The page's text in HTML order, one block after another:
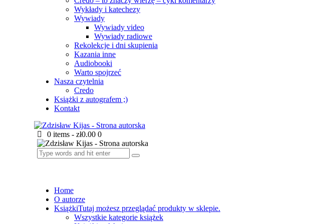
Wykłady i katechezy
Wywiady
Wywiady video
Wywiady radiowe
Rekolekcje i dni skupienia
Kazania inne
Audiobooki
Warto spojrzeć
Nasza czytelnia
Credo
Książki z autografem ;)
Kontakt
0 items -zł0.00 0
Home
O autorze
KsiążkiTutaj możesz przeglądać produkty w sklepie.
Wszystkie kategorie książek